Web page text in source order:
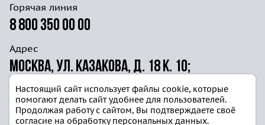
Горячая линия
8 800 350 00 00
Адрес
Москва, ул. Казакова, д. 18 к. 10;
ул. Волочаевская д. 40г ст. 4
Настоящий сайт использует файлы cookie, которые
помогают делать сайт удобнее для пользователей.
Продолжая работу с сайтом, Вы подтверждаете своё
согласие на обработку персональных данных.